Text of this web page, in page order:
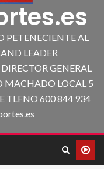
PETENECIENTE AL
LEADER
GENERAL
MACHADO LOCAL 5
TLFNO 600 844 934